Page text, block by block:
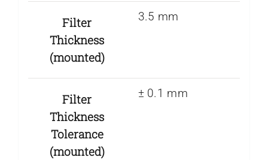
Filter
Thickness
(mounted)
3.5 mm
Filter
Thickness
Tolerance
(mounted)
± 0.1 mm